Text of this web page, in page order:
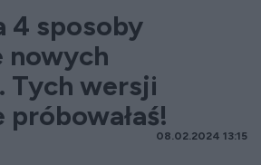
4 sposoby
nowych
Tych wersji
próbowałaś!
08.02.2024 13:15